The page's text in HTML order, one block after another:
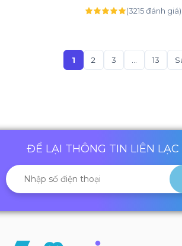
(3215 đánh giá)
1 2 3 13
ĐỂ LẠI THÔNG TIN LIÊN LẠC